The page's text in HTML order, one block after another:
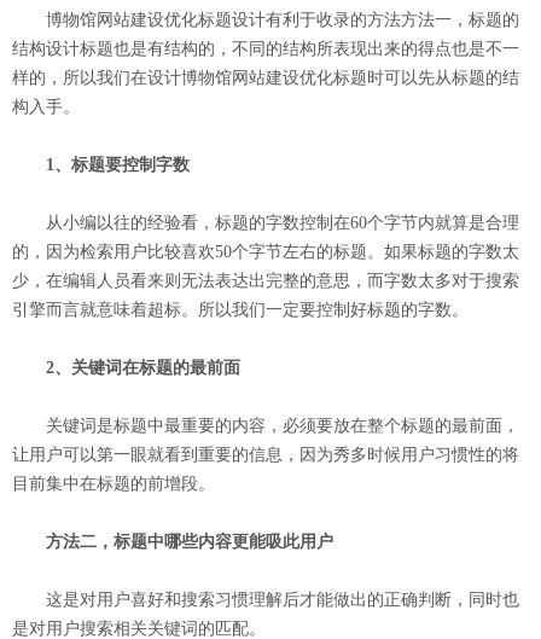
博物馆网站建设优化标题设计有利于收录的方法方法一，标题的
结构设计标题也是有结构的，不同的结构所表现出来的得点也是不一
样的，所以我们在设计博物馆网站建设优化标题时可以先从标题的结
构入手。
1、标题要控制字数
从小编以往的经验看，标题的字数控制在60个字节内就算是合理
的，因为检索用户比较喜欢50个字节左右的标题。如果标题的字数太
少，在编辑人员看来则无法表达出完整的意思，而字数太多对于搜索
引擎而言就意味着超标。所以我们一定要控制好标题的字数。
2、关键词在标题的最前面
关键词是标题中最重要的内容，必须要放在整个标题的最前面，
让用户可以第一眼就看到重要的信息，因为秀多时候用户习惯性的将
目前集中在标题的前增段。
方法二，标题中哪些内容更能吸此用户
这是对用户喜好和搜索习惯理解后才能做出的正确判断，同时也
是对用户搜索相关关键词的匹配。